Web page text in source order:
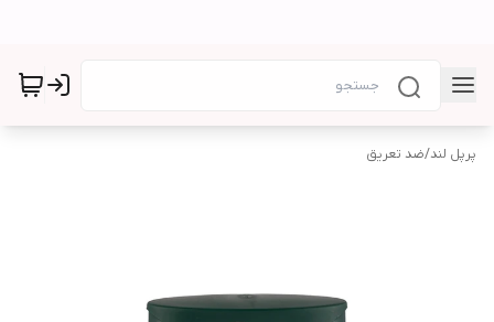
پرپل لند/ضد تعریق